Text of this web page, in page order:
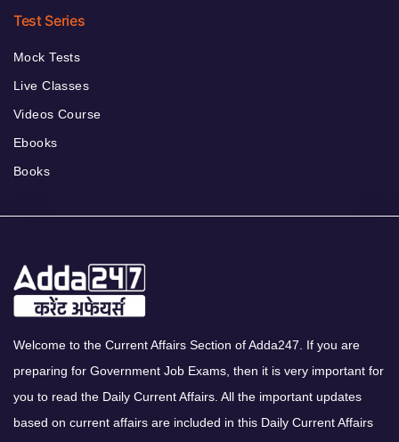
Test Series
Mock Tests
Live Classes
Videos Course
Ebooks
Books
Welcome to the Current Affairs Section of Adda247. If you are
preparing for Government Job Exams, then it is very important for
you to read the Daily Current Affairs. All the important updates
based on current affairs are included in this Daily Current Affairs